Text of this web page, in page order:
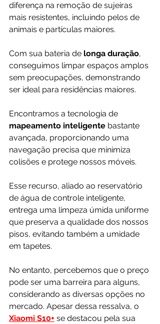
diferença na remoção de sujeiras
mais resistentes, incluindo pelos de
animais e partículas maiores.
Com sua bateria de longa duração,
conseguimos limpar espaços amplos
sem preocupações, demonstrando
ser ideal para residências maiores.
Encontramos a tecnologia de
mapeamento inteligente bastante
avançada, proporcionando uma
navegação precisa que minimiza
colisões e protege nossos móveis.
Esse recurso, aliado ao reservatório
de água de controle inteligente,
entrega uma limpeza úmida uniforme
que preserva a qualidade dos nossos
pisos, evitando também a umidade
em tapetes.
No entanto, percebemos que o preço
pode ser uma barreira para alguns,
considerando as diversas opções no
mercado. Apesar dessa ressalva, o
Xiaomi S10+ se destacou pela sua